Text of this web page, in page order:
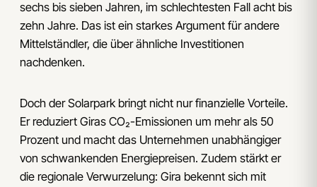
sechs bis sieben Jahren, im schlechtesten Fall acht bis
zehn Jahre. Das ist ein starkes Argument für andere
Mittelständler, die über ähnliche Investitionen
nachdenken.
Doch der Solarpark bringt nicht nur finanzielle Vorteile.
Er reduziert Giras CO₂-Emissionen um mehr als 50
Prozent und macht das Unternehmen unabhängiger
von schwankenden Energiepreisen. Zudem stärkt er
die regionale Verwurzelung: Gira bekennt sich mit